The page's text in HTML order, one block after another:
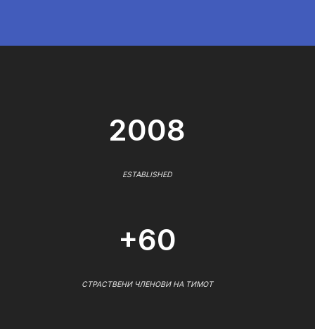
2008
ESTABLISHED
+60
СТРАСТВЕНИ ЧЛЕНОВИ НА ТИМОТ